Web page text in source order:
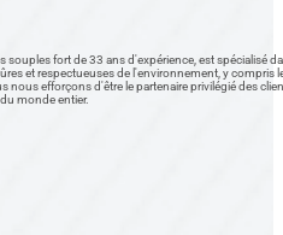
souples fort de 33 ans d'expérience, est spécialisé
et respectueuses de l'environnement, y compris
nous efforçons d'être le partenaire privilégié des
monde entier.